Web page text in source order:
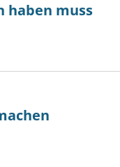
haben muss
haben muss
machen anzeigen